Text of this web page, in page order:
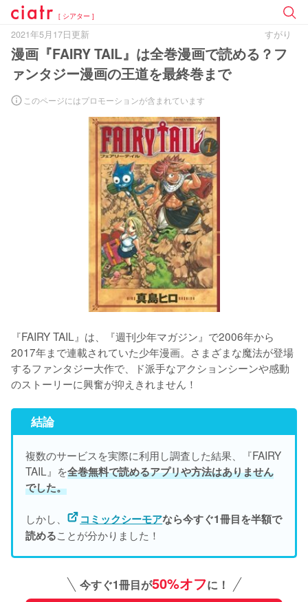
[ シアター ]
2021年5月17日更新 すがり
漫画『FAIRY TAIL』は全巻漫画で読める？フ
ァンタジー漫画の王道を最終巻まで
このページにはプロモーションが含まれています
『FAIRY TAIL』は、『週刊少年マガジン』で2006年から
2017年まで連載されていた少年漫画。さまざまな魔法が登場
するファンタジー大作で、ド派手なアクションシーンや感動
結論
複数のサービスを実際に利用し調査した結果、『FAIRY
TAIL』を全巻無料で読めるアプリや方法はありません
でした。
しかし、 コミックシーモアなら今すぐ1冊目を半額で
読めることが分かりました！
今すぐ1冊目が50%オフに！